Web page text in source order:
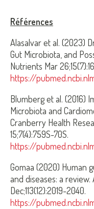
Références
Alasalvar et al. (2023)
Gut Microbiota, and
Nutrients Mar
https://
Blumberg et al. (2016)
Microbiota and
Cranberry Health
15;7(4):759S-70S.
https://
Gomaa (2020) Human
and diseases: a
Dec;113(12):2019-2040.
https://